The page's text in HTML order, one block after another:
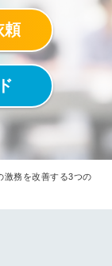
頼
激務を改善する3つの